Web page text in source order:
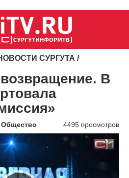
СУРГУТА /
В
Общество 4495 просмотров